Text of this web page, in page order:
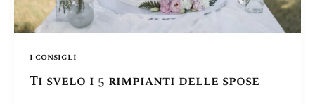
i consigli
Ti svelo i 5 rimpianti delle spose